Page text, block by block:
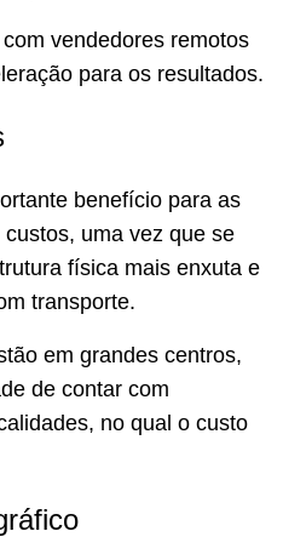
vendedores remotos
para os resultados.
benefício para as
uma vez que se
física mais enxuta e
transporte.
em grandes centros,
de contar com
no qual o custo